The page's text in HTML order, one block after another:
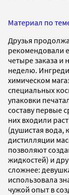
Материал по
Друзья
рекомендовали
четыре заказа и
неделю.
химическом
специальных
упаковки
составу первые
них входили
(душистая вода,
дистилляции
позволяют
жидкостей) и
сложнее:
использовала
чужой опыт в